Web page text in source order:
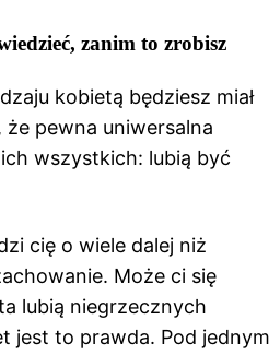
zanim to zrobisz
kobietą będziesz miał
pewna uniwersalna
wszystkich: lubią być
cię o wiele dalej niż
Może ci się
lubią niegrzecznych
jest to prawda. Pod jednym